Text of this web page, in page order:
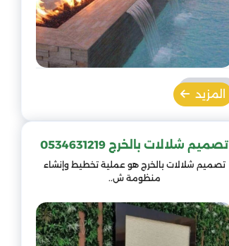
المزيد
تصميم شلالات بالخرج 0534631219
تصميم شلالات بالخرج هو عملية تخطيط وإنشاء
منظومة ش..